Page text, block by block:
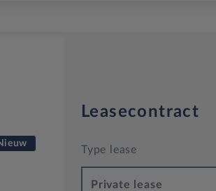
Leasecontract
Type lease
Private lease